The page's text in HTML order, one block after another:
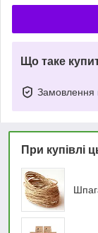
Що таке
Замовлення
При купівлі